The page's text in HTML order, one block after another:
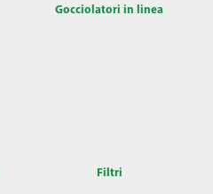
Gocciolatori in linea
Filtri